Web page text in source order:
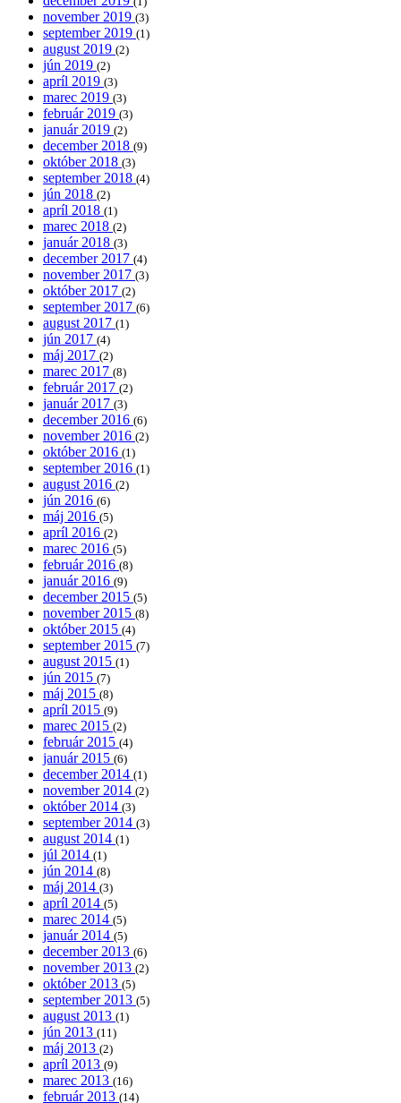
november 2019 (3)
september 2019 (1)
august 2019 (2)
jún 2019 (2)
apríl 2019 (3)
marec 2019 (3)
február 2019 (3)
január 2019 (2)
december 2018 (9)
október 2018 (3)
september 2018 (4)
jún 2018 (2)
apríl 2018 (1)
marec 2018 (2)
január 2018 (3)
december 2017 (4)
november 2017 (3)
október 2017 (2)
september 2017 (6)
august 2017 (1)
jún 2017 (4)
máj 2017 (2)
marec 2017 (8)
február 2017 (2)
január 2017 (3)
december 2016 (6)
november 2016 (2)
október 2016 (1)
september 2016 (1)
august 2016 (2)
jún 2016 (6)
máj 2016 (5)
apríl 2016 (2)
marec 2016 (5)
február 2016 (8)
január 2016 (9)
december 2015 (5)
november 2015 (8)
október 2015 (4)
september 2015 (7)
august 2015 (1)
jún 2015 (7)
máj 2015 (8)
apríl 2015 (9)
marec 2015 (2)
február 2015 (4)
január 2015 (6)
december 2014 (1)
november 2014 (2)
október 2014 (3)
september 2014 (3)
august 2014 (1)
júl 2014 (1)
jún 2014 (8)
máj 2014 (3)
apríl 2014 (5)
marec 2014 (5)
január 2014 (5)
december 2013 (6)
november 2013 (2)
október 2013 (5)
september 2013 (5)
august 2013 (1)
jún 2013 (11)
máj 2013 (2)
apríl 2013 (9)
marec 2013 (16)
február 2013 (14)